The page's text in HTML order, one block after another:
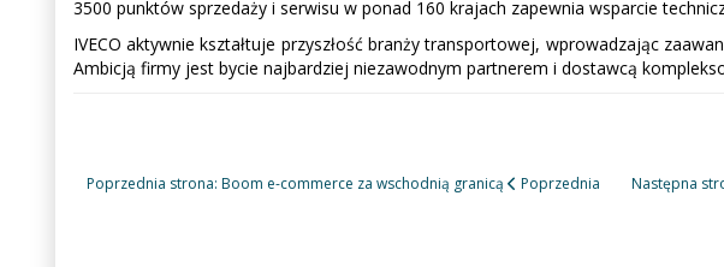
3500 punktów sprzedaży i serwisu w ponad 160 krajach zapewnia wsparcie
IVECO aktywnie kształtuje przyszłość branży transportowej, wprowadzając
Ambicją firmy jest bycie najbardziej niezawodnym partnerem i dostawcą
Poprzednia strona: Boom e-commerce za wschodnią granicą Poprzednia Następna